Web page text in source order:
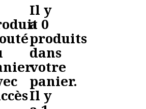
Il y
a 0
produits
dans
votre
panier.
Il y